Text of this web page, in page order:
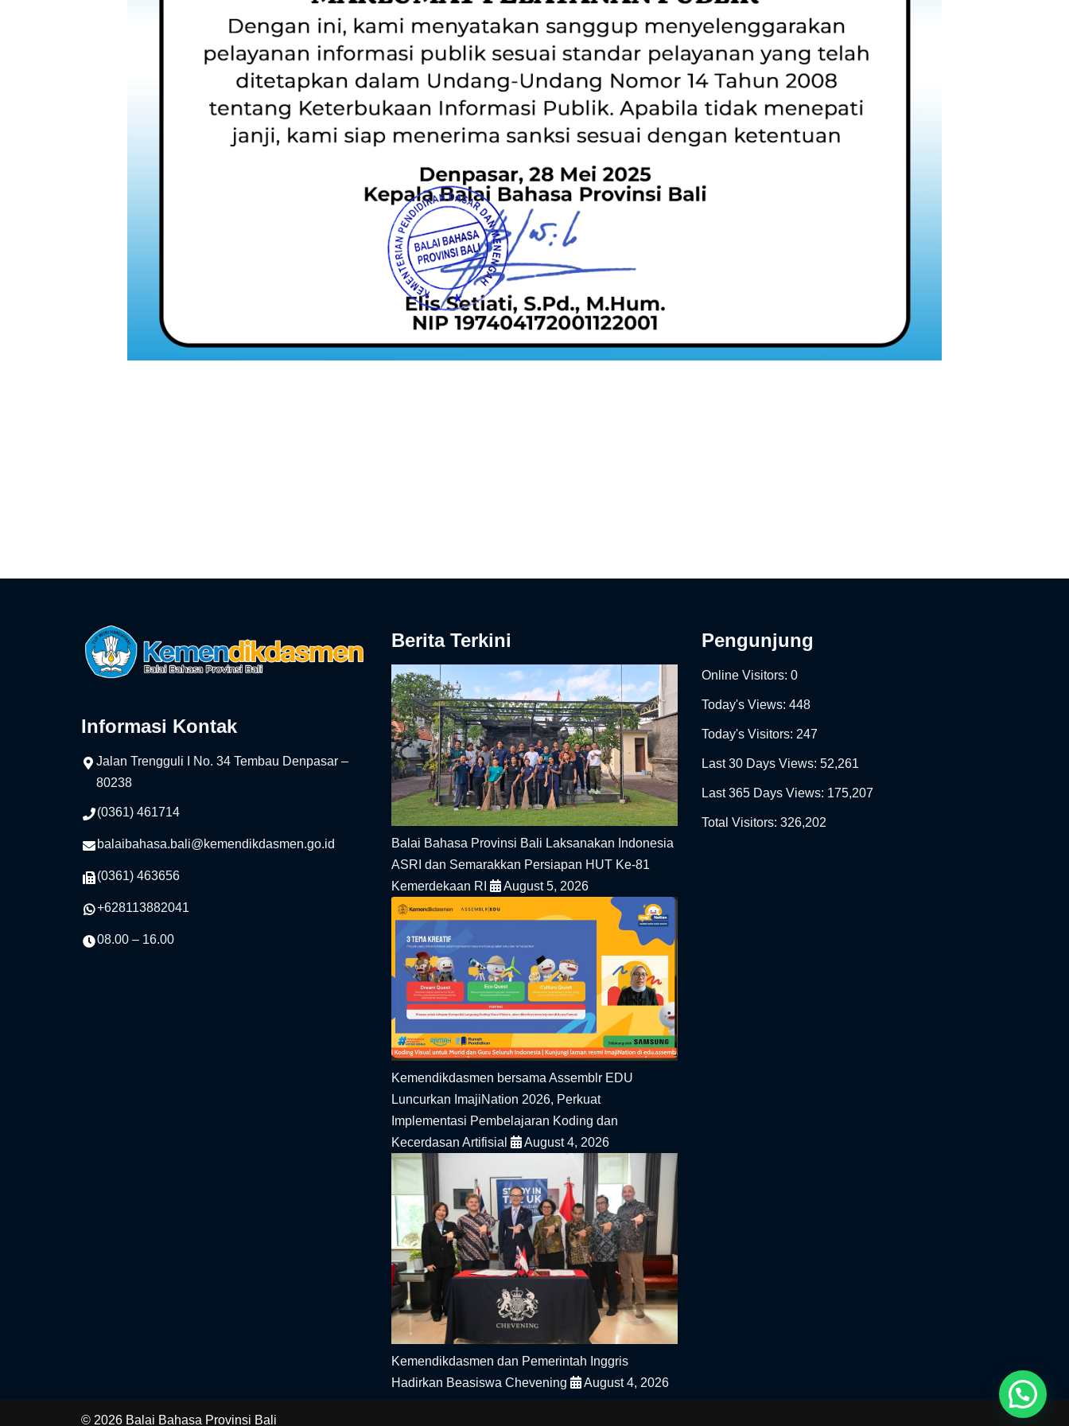
Informasi Kontak
Jalan Trengguli I No. 34 Tembau Denpasar –
80238
(0361) 461714
balaibahasa.bali@kemendikdasmen.go.id
(0361) 463656
+628113882041
08.00 – 16.00
Berita Terkini
Balai Bahasa Provinsi Bali Laksanakan Indonesia
ASRI dan Semarakkan Persiapan HUT Ke-81
Kemerdekaan RI
August 5, 2026
Kemendikdasmen bersama Assemblr EDU
Luncurkan ImajiNation 2026, Perkuat
Implementasi Pembelajaran Koding dan
Kecerdasan Artifisial
August 4, 2026
Kemendikdasmen dan Pemerintah Inggris
Hadirkan Beasiswa Chevening
August 4, 2026
Pengunjung
Online Visitors: 0
Today's Views: 448
Today's Visitors: 247
Last 30 Days Views: 52,261
Last 365 Days Views: 175,207
Total Visitors: 326,202
© 2026 Balai Bahasa Provinsi Bali